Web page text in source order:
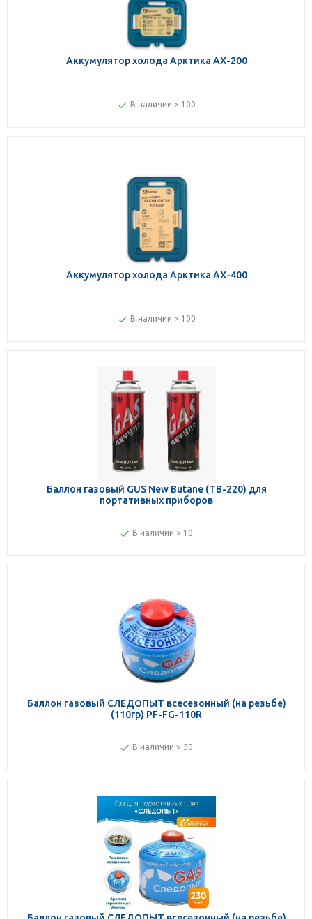
Аккумулятор холода Арктика AX-200
В наличии > 100
Аккумулятор холода Арктика AX-400
В наличии > 100
Баллон газовый GUS New Butane (ТВ-220) для
портативных приборов
В наличии > 10
Баллон газовый СЛЕДОПЫТ всесезонный (на резьбе)
(110гр) PF-FG-110R
В наличии > 50